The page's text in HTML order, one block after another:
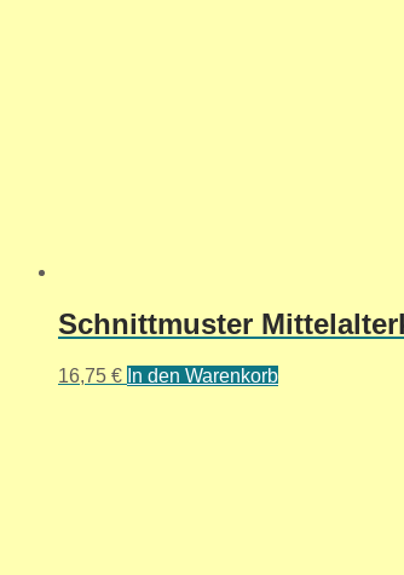
Schnittmuster
16,75 € In den Warenkorb